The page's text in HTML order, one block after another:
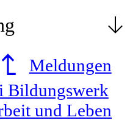
Meldungen
Bildungswerk
und Leben